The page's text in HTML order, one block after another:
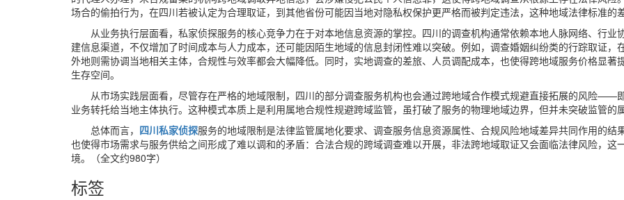
场合的偷拍行为，在四川若被认定为合理取证，到其他省份可能因当地对隐私权保护更严格而被判定违法，这种地域法律标准的
从业务执行层面看，私家侦探服务的核心竞争力在于对本地信息资源的掌控。四川的调查机构通常依赖本地人脉网络、行
建信息渠道，不仅增加了时间成本与人力成本，还可能因陌生地域的信息封闭性难以突破。例如，调查婚姻纠纷类的行踪取证
外地则需协调当地相关主体，合规性与效率都会大幅降低。同时，实地调查的差旅、人员调配成本，也使得跨地域服务价格显
生存空间。
从市场实践层面看，尽管存在严格的地域限制，四川的部分调查服务机构也会通过跨地域合作模式规避直接拓展的风险——
业务转托给当地主体执行。这种模式本质上是利用属地合规性规避跨域监管，虽打破了服务的物理地域边界，但并未突破监管的
总体而言， 四川私家侦探服务的地域限制是法律监管属地化要求、调查服务信息资源属性、合规风险地域差异共同作用的结
也使得市场需求与服务供给之间形成了难以调和的矛盾：合法合规的跨域调查难以开展，非法跨地域取证又会面临法律风险，
境。（全文约980字）
标签